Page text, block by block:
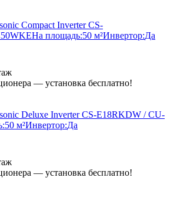
Compact Inverter CS-
На площадь:50 м²Инвертор:Да
— установка бесплатно!
Deluxe Inverter CS-E18RKDW / CU-
50 м²Инвертор:Да
— установка бесплатно!